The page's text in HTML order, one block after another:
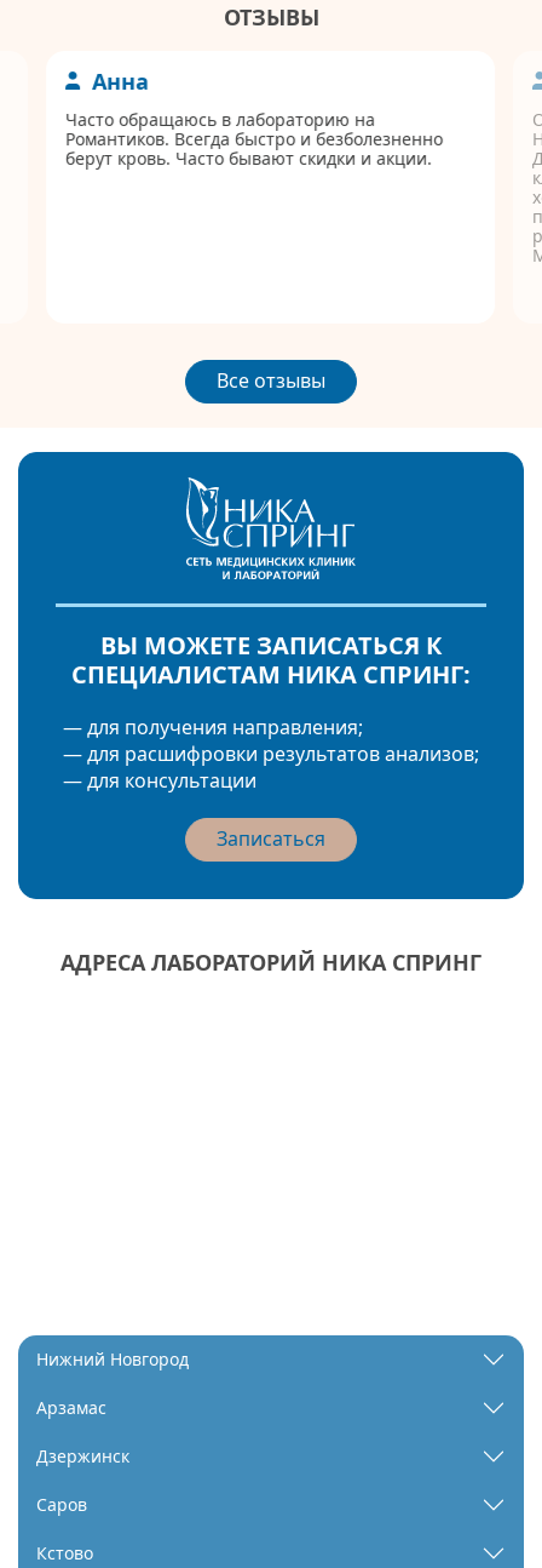
ОТЗЫВЫ
Анна
Часто обращаюсь в лабораторию на
Романтиков. Всегда быстро и безболезненно
берут кровь. Часто бывают скидки и акции.
Все отзывы
ВЫ МОЖЕТЕ ЗАПИСАТЬСЯ К
СПЕЦИАЛИСТАМ НИКА СПРИНГ:
— для получения направления;
— для расшифровки результатов анализов;
— для консультации
Записаться
АДРЕСА ЛАБОРАТОРИЙ НИКА СПРИНГ
Нижний Новгород
Арзамас
Дзержинск
Саров
Кстово